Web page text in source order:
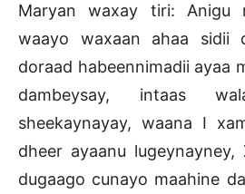
Maryan waxay tiri: Anigu
waayo waxaan ahaa sidii
doraad habeennimadii ayaa
dambeysay, intaas
sheekaynayay, waana I
dheer ayaanu
dugaago cunayo maahine